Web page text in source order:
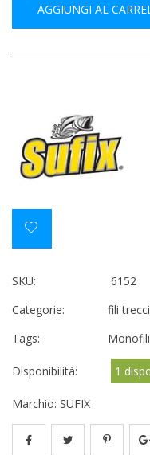
AGGIUNGI AL
SKU:
6152
Categorie:
fili
Tags:
Disponibilità: 1
Marchio: SUFIX